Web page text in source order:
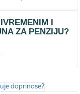
I
ZA PENZIJU?